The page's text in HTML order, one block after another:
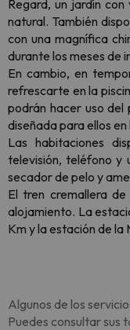
Regard, un jardín
natural. También
con una magnífica
durante los meses de
En cambio, en
refrescarte en la
podrán hacer uso del
diseñada para ellos
Las habitaciones
televisión, teléfono y
secador de pelo y
El tren cremallera
alojamiento. La
Km y la estación de la
Algunos de los
Puedes consultar sus